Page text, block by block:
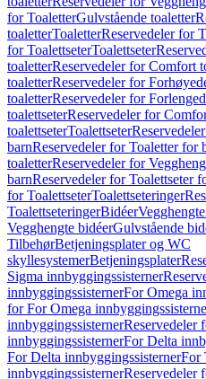
for ToaletterGulvstående toaletter
toaletterToaletterReservedeler for
for ToalettseterToalettseter
toaletterReservedeler for Comfort
toaletterReservedeler for
toaletterReservedeler for
toalettseterReservedeler for
toalettseterToalettseter
barnReservedeler for Toaletter for
toaletterReservedeler for
barnReservedeler for Toalettseter
for ToalettseterToalettseteringer
ToalettseteringerBidéer
Vegghengte bidéerGulvstående
TilbehørBetjeningsplater og WC
skyllesystemerBetjeningsplater
Sigma innbyggingssisterner
innbyggingssisternerFor Omega
for For Omega
innbyggingssisternerReservedeler
innbyggingssisternerFor Delta
For Delta innbyggingssisternerFor
innbyggingssisternerReservedeler